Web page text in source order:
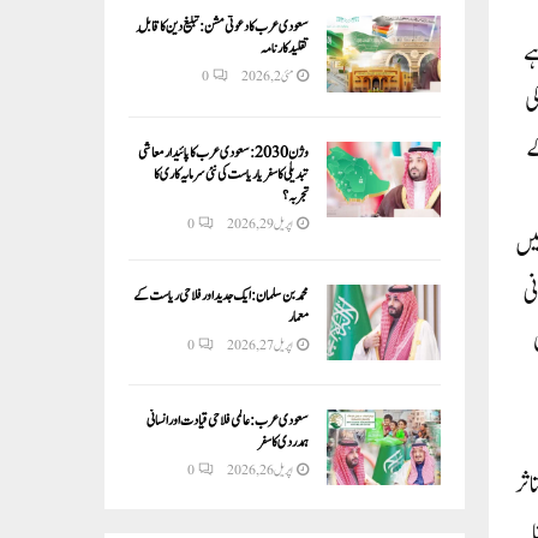
سعودی عرب کا دعوتی مشن: تبلیغ دین کا قابلِ
تقلید کارنامہ
مئی 2, 2026 0
وژن 2030:سعودی عرب کا پائیدار معاشی
تبدیلی کا سفر یا ریاست کی نئی سرمایہ کاری کا
تجربہ؟
اپریل 29, 2026 0
محمد بن سلمان: ایک جدید اور فلاحی ریاست کے
معمار
اپریل 27, 2026 0
سعودی عرب: عالمی فلاحی قیادت اور انسانی
ہمدردی کا سفر
اپریل 26, 2026 0